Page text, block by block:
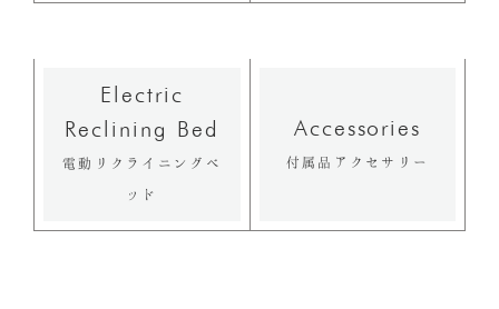
Electric
Reclining Bed
電動リクライニングベ
ッド
Accessories
付属品アクセサリー